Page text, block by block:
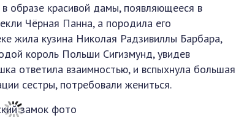
образе красивой дамы, появляющееся в
Чёрная Панна, а породила его
жила кузина Николая Радзивиллы Барбара,
король Польши Сигизмунд, увидев
ответила взаимностью, и вспыхнула большая
сестры, потребовали жениться.